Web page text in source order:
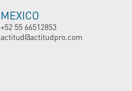
MEXICO
+52 55 66512853
actitud@actitudpro.com